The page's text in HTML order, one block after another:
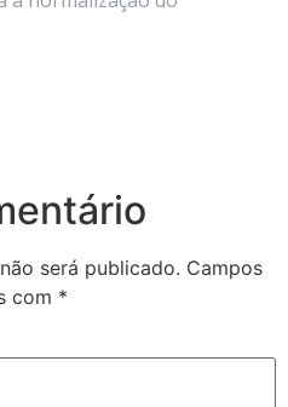
será publicado. Campos
com *